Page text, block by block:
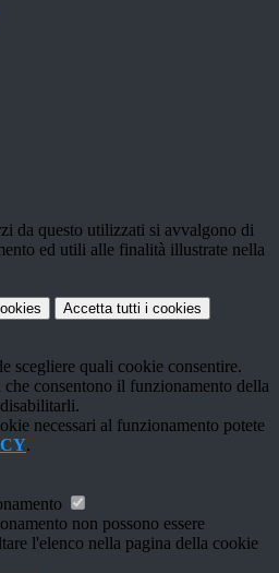
da questo utilizzati si avvalgono di
ed utili alle finalità illustrate nella
Accetta tutti i cookies
scegliere quali cookie consentire.
consentono il funzionamento della
necessari al funzionamento potete
.
non possono essere
l'elenco nella pagina della cookie